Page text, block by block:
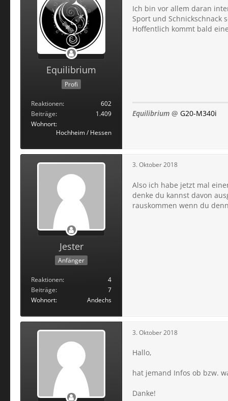
Equilibrium
Profi
Reaktionen
602
Beiträge
1.409
Wohnort
Hochheim / Hessen
Ich bin vor allem daran
Sport und Schnickschnack
Hoffentlich kommt bald
Equilibrium @ G20-M340i
Jester
Anfänger
Reaktionen
4
Beiträge
7
Wohnort
Andechs
3. Oktober 2018
Also ich habe jetzt mal
denke du kannst davon
rauskommen wenn du
3. Oktober 2018
Hallo,
hat jemand Infos ob bzw.
Danke!